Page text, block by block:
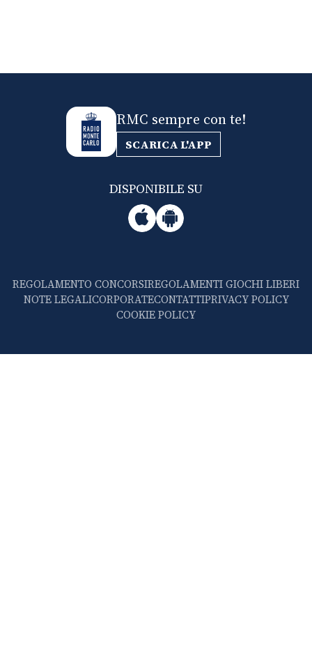
RMC sempre con te!
SCARICA L'APP
DISPONIBILE SU
REGOLAMENTO CONCORSIREGOLAMENTI GIOCHI LIBERI
NOTE LEGALICORPORATECONTATTIPRIVACY POLICY
COOKIE POLICY